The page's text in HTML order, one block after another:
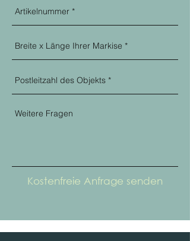
Kostenfreie Anfrage senden